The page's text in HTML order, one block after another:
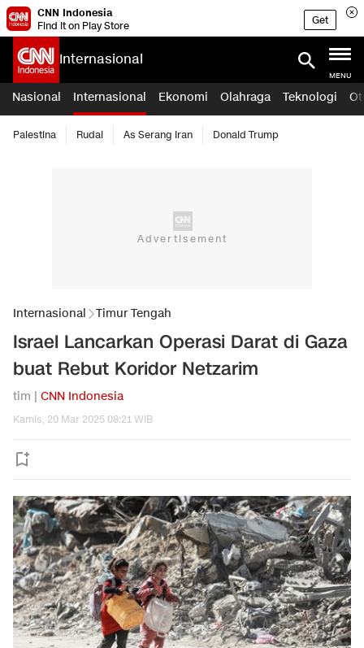
CNN Indonesia
Find it on Play Store
Get
Internasional
MENU
Nasional Internasional Ekonomi Olahraga Teknologi
Palestina Rudal As Serang Iran Donald Trump
Internasional Timur Tengah
Israel Lancarkan Operasi Darat di Gaza
buat Rebut Koridor Netzarim
tim | CNN Indonesia
Kamis, 20 Mar 2025 08:21 WIB